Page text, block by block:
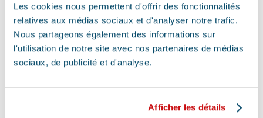
Les cookies nous permettent d'offrir des fonctionnalités
relatives aux médias sociaux et d'analyser notre trafic.
Nous partageons également des informations sur
l'utilisation de notre site avec nos partenaires de médias
sociaux, de publicité et d'analyse.
Afficher les détails
peuvent être salvateurs.
Ainsi, le premier réflexe à avoir dans une telle situation est de
contacter le vétérinaire de garde ou la clinique d’urgence
vétérinaire la plus proche de votre domicile. Il est important
également de ne pas paniquer et de vous assurer de la
sécurité de votre animal pour ne pas empirer la situation.
signaux. Tout comportement anormal ou abattement doit